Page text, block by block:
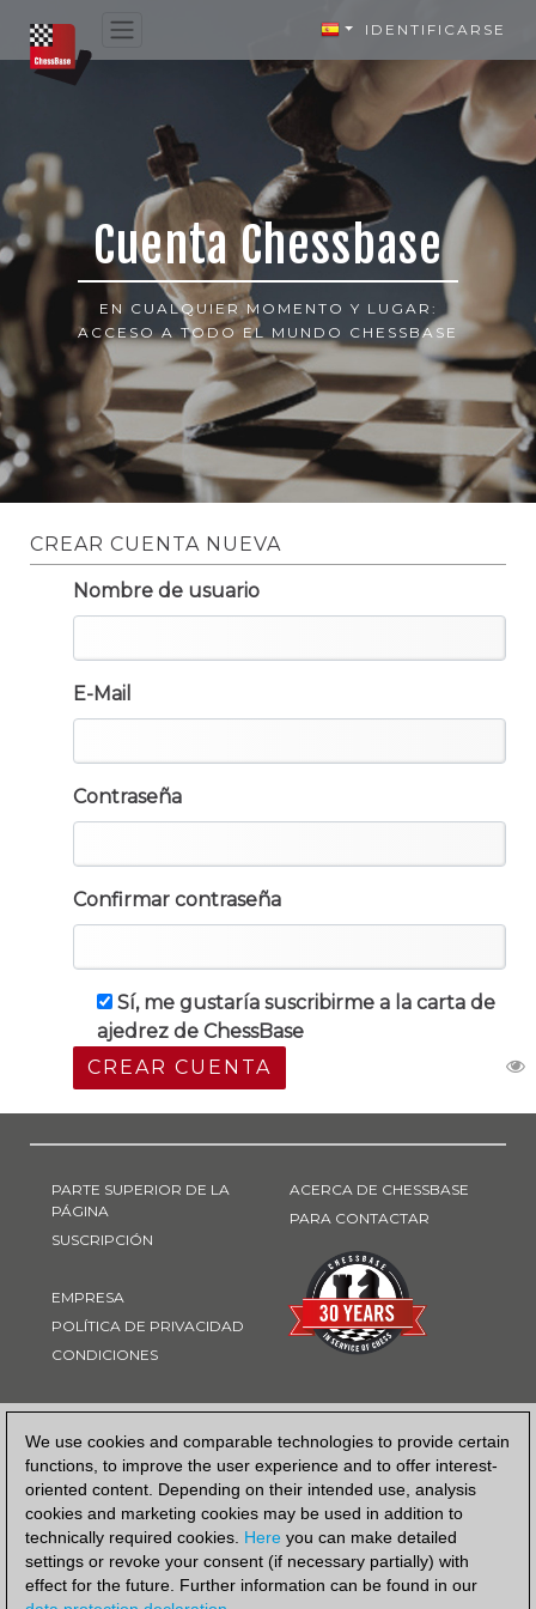
We use cookies and comparable technologies to provide certain
functions, to improve the user experience and to offer interest-
oriented content. Depending on their intended use, analysis
cookies and marketing cookies may be used in addition to
technically required cookies. Here you can make detailed
settings or revoke your consent (if necessary partially) with
effect for the future. Further information can be found in our
IDENTIFICARSE
Cuenta Chessbase
EN CUALQUIER MOMENTO Y LUGAR:
ACCESO A TODO EL MUNDO CHESSBASE
CREAR CUENTA NUEVA
Nombre de usuario
E-Mail
Contraseña
Confirmar contraseña
Sí, me gustaría suscribirme a la carta de
ajedrez de ChessBase
CREAR CUENTA
PARTE SUPERIOR DE LA
PÁGINA
SUSCRIPCIÓN
EMPRESA
POLÍTICA DE PRIVACIDAD
CONDICIONES
ACERCA DE CHESSBASE
PARA CONTACTAR
FORMA DE PAGO